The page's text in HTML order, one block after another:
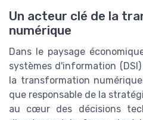
Un acteur clé de la
numérique
Dans le paysage
systèmes d'information
la transformation
que responsable de la
au cœur des décisions